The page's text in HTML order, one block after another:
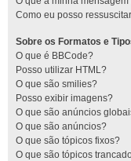
Como eu posso
Sobre os Formatos e
O que é BBCode?
Posso utilizar HTML?
O que são smilies?
Posso exibir imagens?
O que são anúncios
O que são anúncios?
O que são tópicos fixos?
O que são tópicos